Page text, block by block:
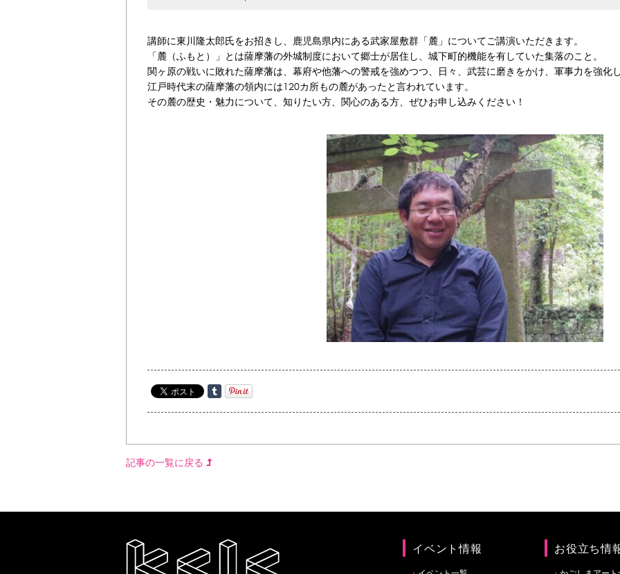
講師に東川隆太郎氏をお招きし、鹿児島県内にある武家屋敷群「麓」についてご講演いただきます。
「麓（ふもと）」とは薩摩藩の外城制度において郷士が居住し、城下町的機能を有していた集落のこと。
関ヶ原の戦いに敗れた薩摩藩は、幕府や他藩への警戒を強めつつ、日々、武芸に磨きをかけ、軍事力を強化し
江戸時代末の薩摩藩の領内には120カ所もの麓があったと言われています。
その麓の歴史・魅力について、知りたい方、関心のある方、 ぜひお申し込みください！
記事の一覧に戻る
イベント情報 お役立ち情